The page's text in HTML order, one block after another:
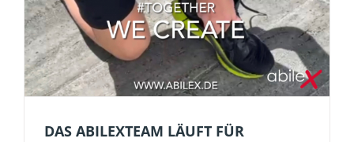
DAS ABILEXTEAM LÄUFT FÜR